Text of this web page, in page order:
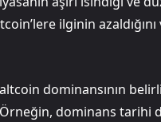
ilginin
altcoin dominansının
dominans tarihi